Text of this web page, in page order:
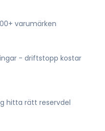
varumärken
- driftstopp kostar
hitta rätt reservdel